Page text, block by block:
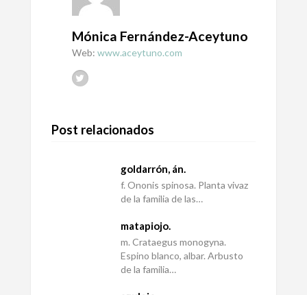
Mónica Fernández-Aceytuno
Web: www.aceytuno.com
Post relacionados
goldarrón, án.
f. Ononis spinosa. Planta vivaz
de la familia de las…
matapiojo.
m. Crataegus monogyna.
Espino blanco, albar. Arbusto
de la familia…